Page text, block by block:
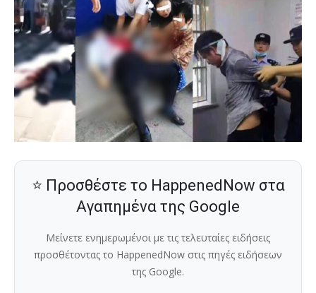
⭐ Προσθέστε το HappenedNow στα
Αγαπημένα της Google
Μείνετε ενημερωμένοι με τις τελευταίες ειδήσεις
προσθέτοντας το HappenedNow στις πηγές ειδήσεων
της Google.